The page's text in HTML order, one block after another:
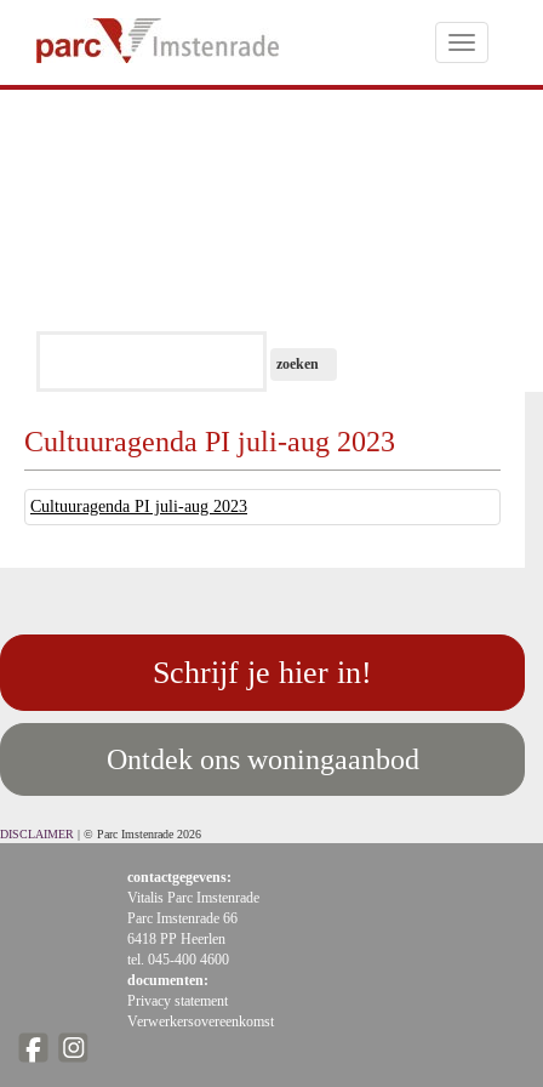
Toggle
Cultuuragenda PI juli-aug 2023
Cultuuragenda PI juli-aug 2023
Schrijf je hier in!
Ontdek ons woningaanbod
DISCLAIMER | © Parc Imstenrade 2026
contactgegevens:
Vitalis Parc Imstenrade
Parc Imstenrade 66
6418 PP Heerlen
tel. 045-400 4600
documenten:
Privacy statement
Verwerkersovereenkomst